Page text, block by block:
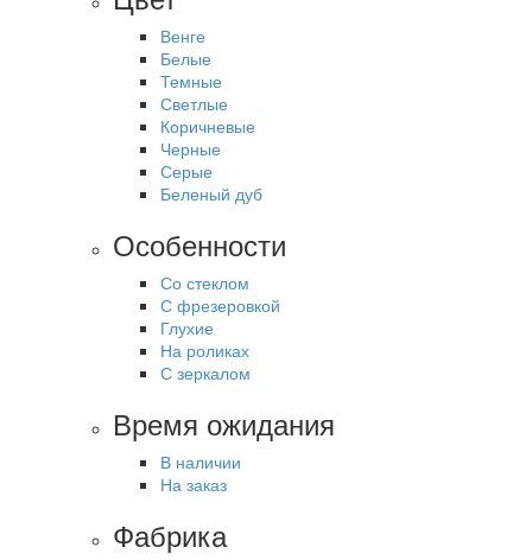
Венге
Белые
Темные
Светлые
Коричневые
Черные
Серые
Беленый дуб
Особенности
Со стеклом
С фрезеровкой
Глухие
На роликах
С зеркалом
Время ожидания
В наличии
На заказ
Фабрика